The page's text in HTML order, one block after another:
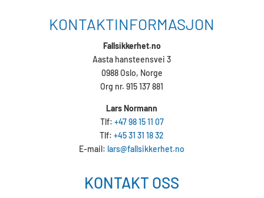
KONTAKTINFORMASJON
Fallsikkerhet.no
Aasta hansteensvei 3
0988 Oslo, Norge
Org nr. 915 137 881
Lars Normann
Tlf: +47 98 15 11 07
Tlf:+45 31 31 18 32
E-mail: lars@fallsikkerhet.no
KONTAKT OSS